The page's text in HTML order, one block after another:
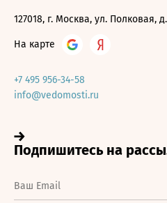
127018, г. Москва, ул. Полковая, д.
На карте
+7 495 956-34-58
info@vedomosti.ru